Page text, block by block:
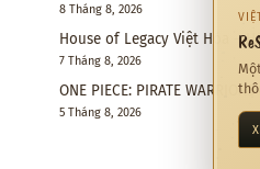
8 Tháng 8, 2026
House of Legacy Việt Hóa –
7 Tháng 8, 2026
ONE PIECE: PIRATE
5 Tháng 8, 2026